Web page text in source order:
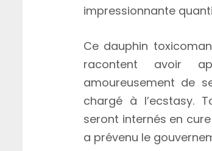
impressionnante
Ce dauphin
racontent avoir
amoureusement de
chargé à l’ecstasy.
seront internés en
a prévenu le